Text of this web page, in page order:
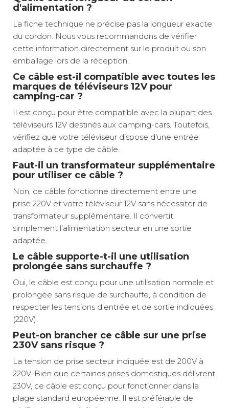
d'alimentation ?
La fiche technique ne précise pas la longueur exacte
du cordon. Nous vous recommandons de vérifier
cette information directement sur le produit ou son
emballage lors de la réception.
Ce câble est-il compatible avec toutes les
marques de téléviseurs 12V pour
camping-car ?
Il est conçu pour être compatible avec la plupart des
téléviseurs 12V destinés aux camping-cars. Toutefois,
vérifiez que votre téléviseur dispose d'une entrée
adaptée à ce type de câble.
Faut-il un transformateur supplémentaire
pour utiliser ce câble ?
Non, ce câble fonctionne directement entre une
prise 220V et votre téléviseur 12V sans nécessiter de
transformateur supplémentaire. Il convertit
simplement l'alimentation secteur en une sortie
adaptée.
Le câble supporte-t-il une utilisation
prolongée sans surchauffe ?
Oui, le câble est conçu pour une utilisation normale et
prolongée sans risque de surchauffe, à condition de
respecter les tensions d'entrée et de sortie indiquées
(220V).
Peut-on brancher ce câble sur une prise
230V sans risque ?
La tension de prise secteur indiquée est de 200V à
220V. Bien que certaines prises domestiques délivrent
230V, ce câble est conçu pour fonctionner dans la
plage standard européenne. Il est préférable de